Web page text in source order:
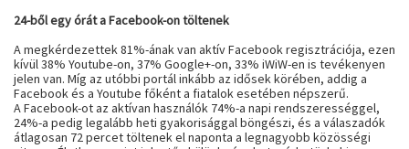
24-ből egy órát a Facebook-on töltenek
A megkérdezettek 81%-ának van aktív Facebook regisztrációja, ezen
kívül 38% Youtube-on, 37% Google+-on, 33% iWiW-en is tevékenyen
jelen van. Míg az utóbbi portál inkább az idősek körében, addig a
Facebook és a Youtube főként a fiatalok esetében népszerű.
A Facebook-ot az aktívan használók 74%-a napi rendszerességgel,
24%-a pedig legalább heti gyakorisággal böngészi, és a válaszadók
átlagosan 72 percet töltenek el naponta a legnagyobb közösségi